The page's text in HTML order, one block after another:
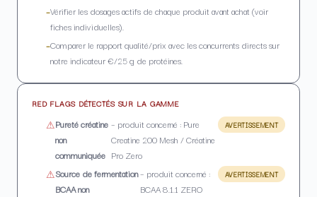
Vérifier les dosages actifs de chaque produit avant achat (voir
fiches individuelles).
Comparer le rapport qualité/prix avec les concurrents directs sur
notre indicateur €/25 g de protéines.
RED FLAGS DÉTECTÉS SUR LA GAMME
Pureté créatine
non
communiquée
– produit concerné : Pure
Creatine 200 Mesh / Créatine
Pro Zero
AVERTISSEMENT
Source de fermentation
BCAA non
– produit concerné :
BCAA 8.1.1 ZERO
AVERTISSEMENT